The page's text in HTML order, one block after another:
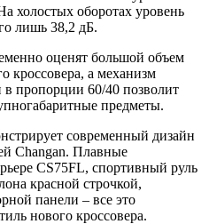
холостых оборотах уровень
лишь 38,2 дБ.
оценят большой объем
кроссовера, а механизм
пропорции 60/40 позволит
предметы.
современный дизайн
Changan. Плавные
CS75FL, спортивный руль
красной строчкой,
панели – все это
нового кроссовера.